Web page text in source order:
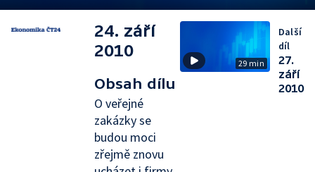
24. září
2010
Obsah dílu
O veřejné
zakázky se
budou moci
zřejmě znovu
29 min
Další
díl
27.
září
2010